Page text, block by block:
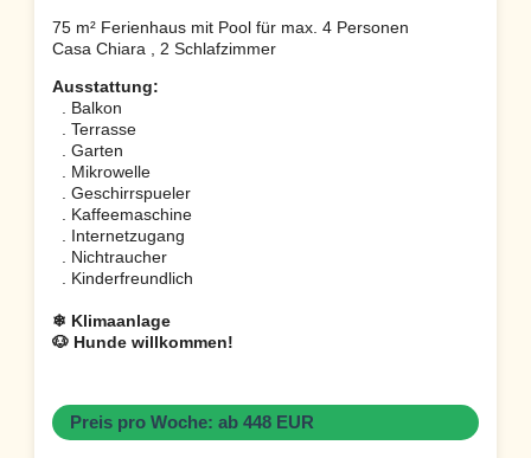
75 m² Ferienhaus mit Pool für max. 4 Personen
Casa Chiara , 2 Schlafzimmer
Ausstattung:
. Balkon
. Terrasse
. Garten
. Mikrowelle
. Geschirrspueler
. Kaffeemaschine
. Internetzugang
. Nichtraucher
. Kinderfreundlich
❄ Klimaanlage
🐶 Hunde willkommen!
Preis pro Woche: ab 448 EUR